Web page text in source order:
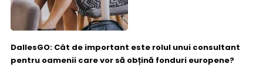
DallesGO: Cât de important este rolul unui consultant
pentru oamenii care vor să obțină fonduri europene?